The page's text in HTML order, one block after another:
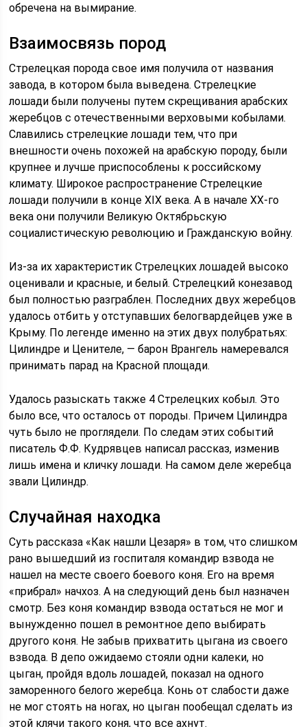
обречена на вымирание.
Взаимосвязь пород
Стрелецкая порода свое имя получила от названия
завода, в котором была выведена. Стрелецкие
лошади были получены путем скрещивания арабских
жеребцов с отечественными верховыми кобылами.
Славились стрелецкие лошади тем, что при
внешности очень похожей на арабскую породу, были
крупнее и лучше приспособлены к российскому
климату. Широкое распространение Стрелецкие
лошади получили в конце XIX века. А в начале ХХ-го
века они получили Великую Октябрьскую
социалистическую революцию и Гражданскую войну.
Из-за их характеристик Стрелецких лошадей высоко
оценивали и красные, и белый. Стрелецкий конезавод
был полностью разграблен. Последних двух жеребцов
удалось отбить у отступавших белогвардейцев уже в
Крыму. По легенде именно на этих двух полубратьях:
Цилиндре и Ценителе, — барон Врангель намеревался
принимать парад на Красной площади.
Удалось разыскать также 4 Стрелецких кобыл. Это
было все, что осталось от породы. Причем Цилиндра
чуть было не проглядели. По следам этих событий
писатель Ф.Ф. Кудрявцев написал рассказ, изменив
лишь имена и кличку лошади. На самом деле жеребца
звали Цилиндр.
Случайная находка
Суть рассказа «Как нашли Цезаря» в том, что слишком
рано вышедший из госпиталя командир взвода не
нашел на месте своего боевого коня. Его на время
«прибрал» начхоз. А на следующий день был назначен
смотр. Без коня командир взвода остаться не мог и
вынужденно пошел в ремонтное депо выбирать
другого коня. Не забыв прихватить цыгана из своего
взвода. В депо ожидаемо стояли одни калеки, но
цыган, пройдя вдоль лошадей, показал на одного
заморенного белого жеребца. Конь от слабости даже
не мог стоять на ногах, но цыган пообещал сделать из
этой клячи такого коня, что все ахнут.